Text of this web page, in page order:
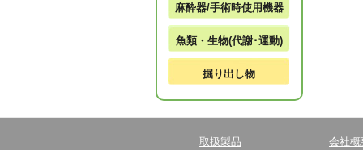
麻酔器/手術時使用機器
魚類・生物(代謝･運動)
掘り出し物
取扱製品 会社概